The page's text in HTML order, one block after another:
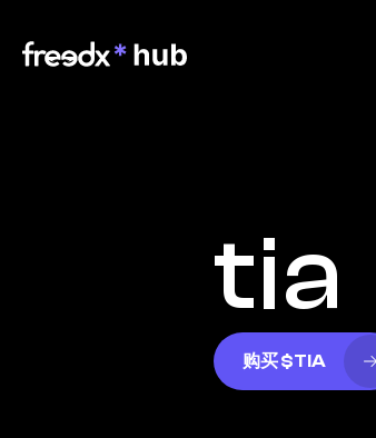
tia
购买 $TIA